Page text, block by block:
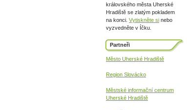
královského města Uherské
Hradiště se zlatým pokladem
na konci. Vytiskněte si nebo
vyzvedněte v Íčku.
Partneři
Město Uherské Hradiště
Region Slovácko
Městské informační centrum
Uherské Hradiště